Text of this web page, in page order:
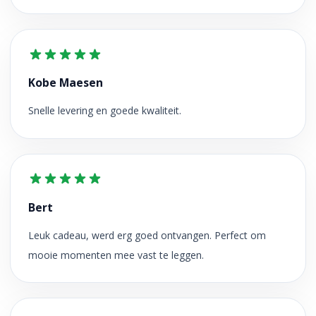
Kobe Maesen
Snelle levering en goede kwaliteit.
Bert
Leuk cadeau, werd erg goed ontvangen. Perfect om
mooie momenten mee vast te leggen.